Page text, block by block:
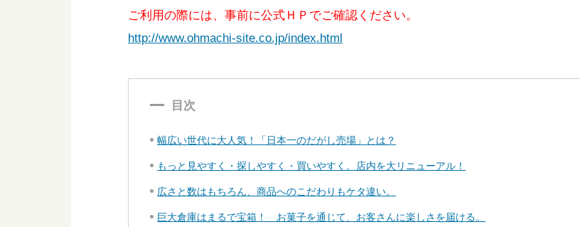
ご利用の際には、事前に公式ＨＰでご確認ください。
http://www.ohmachi-site.co.jp/index.html
目次
幅広い世代に大人気！「日本一のだがし売場」とは？
もっと見やすく・探しやすく・買いやすく。店内を大リニューアル！
広さと数はもちろん、商品へのこだわりもケタ違い。
巨大倉庫はまるで宝箱！ お菓子を通じて、お客さんに楽しさを届ける。